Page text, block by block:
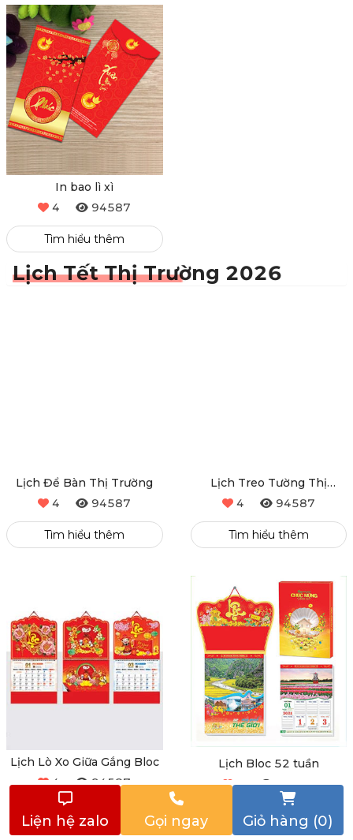
In bao lì xì
4
94587
Tìm hiểu thêm
Lịch Tết Thị Trường 2026
Lịch Để Bàn Thị Trường
4
94587
Tìm hiểu thêm
Lịch Treo Tường Thị
Trường
4 94587
Tìm hiểu thêm
Lịch Lò Xo Giữa Gắng Bloc
4
94587
Tìm hiểu thêm
Lịch Bloc 52 tuần
94587
Tìm hiểu thêm
Liện hệ zalo Gọi ngay Giỏ hàng (0)